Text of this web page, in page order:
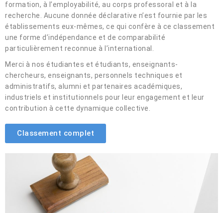
formation, à l’employabilité, au corps professoral et à la
recherche. Aucune donnée déclarative n’est fournie par les
établissements eux-mêmes, ce qui confère à ce classement
une forme d’indépendance et de comparabilité
particulièrement reconnue à l’international.
Merci à nos étudiantes et étudiants, enseignants-
chercheurs, enseignants, personnels techniques et
administratifs, alumni et partenaires académiques,
industriels et institutionnels pour leur engagement et leur
contribution à cette dynamique collective.
Classement complet